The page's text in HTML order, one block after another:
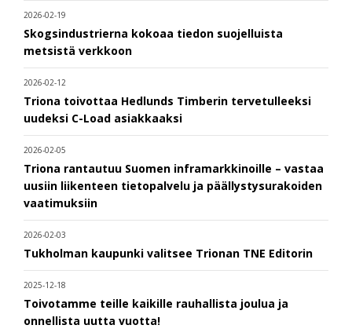
2026-02-19
Skogsindustrierna kokoaa tiedon suojelluista
metsistä verkkoon
2026-02-12
Triona toivottaa Hedlunds Timberin tervetulleeksi
uudeksi C-Load asiakkaaksi
2026-02-05
Triona rantautuu Suomen inframarkkinoille – vastaa
uusiin liikenteen tietopalvelu ja päällystysurakoiden
vaatimuksiin
2026-02-03
Tukholman kaupunki valitsee Trionan TNE Editorin
2025-12-18
Toivotamme teille kaikille rauhallista joulua ja
onnellista uutta vuotta!